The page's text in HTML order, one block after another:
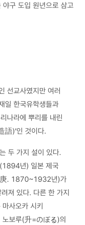
구 도입 원년으로 삼고
선교사였지만 여러
일 한국유학생들과
나라에 뿌리를 내린
語)’인 것이다.
두 가지 설이 있다.
년) 일본 제국
庚. 1870~1932년)가
져 있다. 다른 한 가지
사오카 시키
보루(升=のぼる)의